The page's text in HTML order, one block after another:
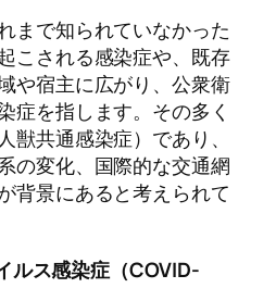
まで知られていなかった
こされる感染症や、既存
や宿主に広がり、公衆衛
症を指します。その多く
獣共通感染症）であり、
の変化、国際的な交通網
背景にあると考えられて
ルス感染症（COVID-